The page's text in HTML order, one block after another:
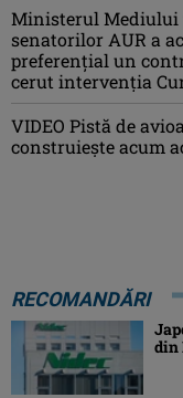
Ministerul Mediului
senatorilor AUR a
preferențial un
cerut intervenția
VIDEO Pistă de
construiește acum
RECOMANDĂRI
din